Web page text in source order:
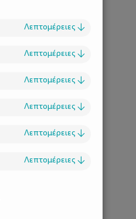
Λεπτομέρειες ↓
Λεπτομέρειες ↓
Λεπτομέρειες ↓
Λεπτομέρειες ↓
Λεπτομέρειες ↓
Λεπτομέρειες ↓